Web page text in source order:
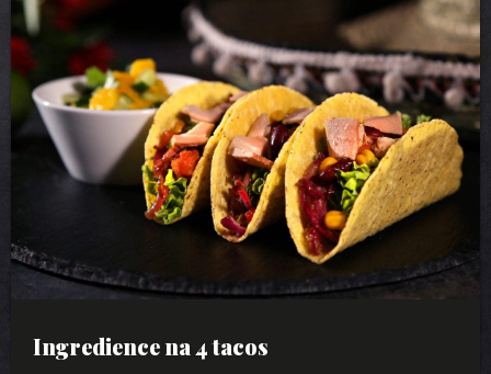
Ingredience na 4 tacos